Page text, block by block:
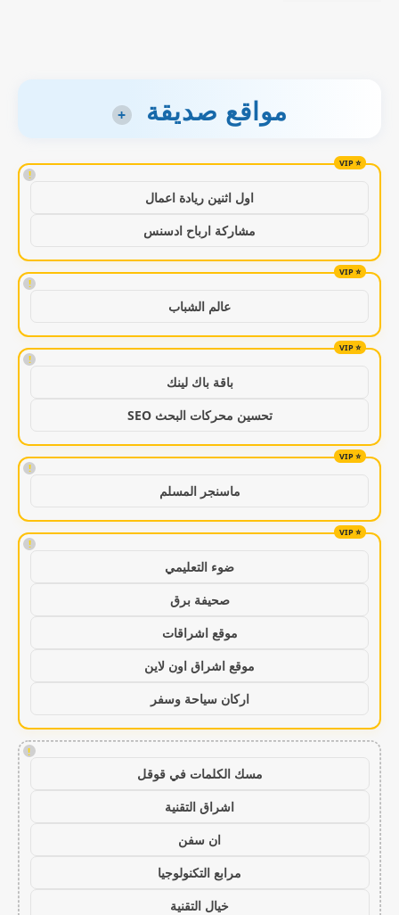
مواقع صديقة +
!
اول اثنين ريادة اعمال
مشاركة ارباح ادسنس
!
عالم الشباب
!
باقة باك لينك
تحسين محركات البحث SEO
!
ماسنجر المسلم
!
ضوء التعليمي
صحيفة برق
موقع اشراقات
موقع اشراق اون لاين
اركان سياحة وسفر
!
مسك الكلمات في قوقل
اشراق التقنية
ان سفن
مرابع التكنولوجيا
خيال التقنية